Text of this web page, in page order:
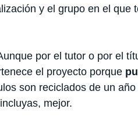
y el grupo en el que
por el tutor o por el
el proyecto porque
son reciclados de un
mejor.